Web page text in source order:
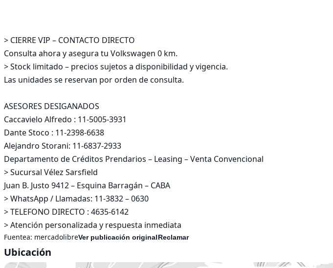
> CIERRE VIP – CONTACTO DIRECTO
Consulta ahora y asegura tu Volkswagen 0 km.
> Stock limitado – precios sujetos a disponibilidad y vigencia.
Las unidades se reservan por orden de consulta.
ASESORES DESIGANADOS
Caccavielo Alfredo : 11-5005-3931
Dante Stoco : 11-2398-6638
Alejandro Storani: 11-6837-2933
Departamento de Créditos Prendarios – Leasing – Venta Convencional
> Sucursal Vélez Sarsfield
Juan B. Justo 9412 – Esquina Barragán – CABA
> WhatsApp / Llamadas: 11-3832 – 0630
> TELEFONO DIRECTO : 4635-6142
> Atención personalizada y respuesta inmediata
Fuentea: mercadolibreVer publicación originalReclamar
Ubicación